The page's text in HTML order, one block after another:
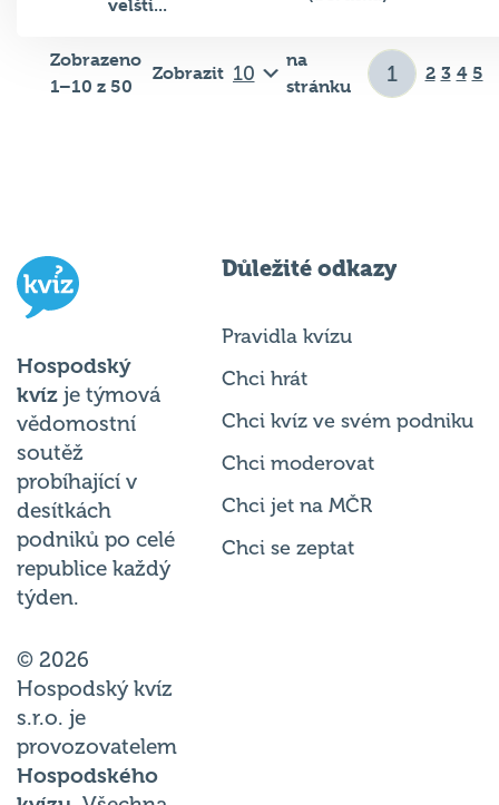
velšti...
Zobrazeno
1–10 z 50
Zobrazit
na
stránku
2 3 4 5
Hospodský
kvíz je týmová
vědomostní
soutěž
probíhající v
desítkách
podniků po celé
republice každý
týden.
© 2026
Hospodský kvíz
s.r.o. je
provozovatelem
Hospodského
Důležité odkazy
Pravidla kvízu
Chci hrát
Chci kvíz ve svém podniku
Chci moderovat
Chci jet na MČR
Chci se zeptat